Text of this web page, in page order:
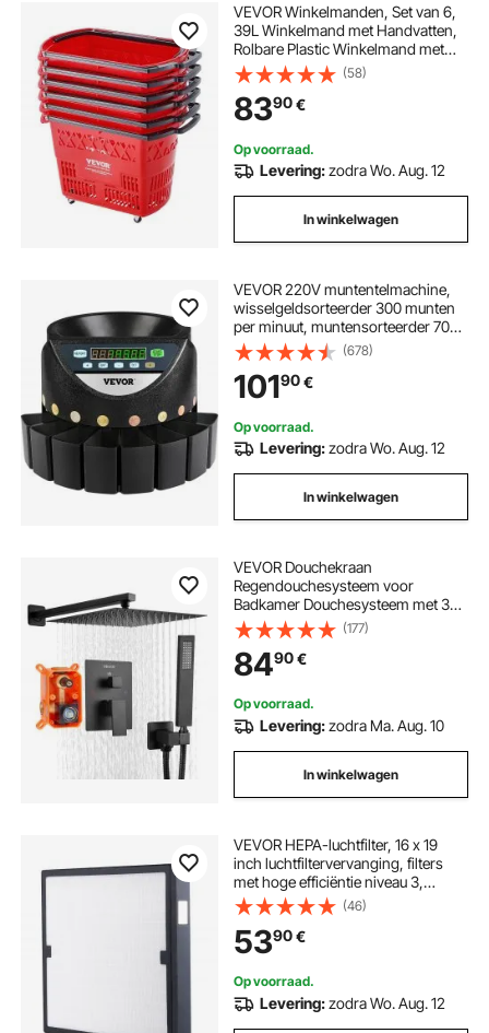
VEVOR Winkelmanden, Set van 6,
39L Winkelmand met Handvatten,
Rolbare Plastic Winkelmand met
Wielen, Grote Draagbare
Winkelmandenset voor
Supermarkten en Winkels
(58)
8390€
Op voorraad.
Levering:zodra Wo. Aug. 12
In winkelwagen
VEVOR 220V muntentelmachine,
wisselgeldsorteerder 300 munten
per minuut, muntensorteerder 700
muntencapaciteit,
euromuntentelmachine met 8
verzamelboxen, geldteller, voor
Subways
(678)
10190€
Op voorraad.
Levering:zodra Wo. Aug. 12
In winkelwagen
VEVOR Douchekraan
Regendouchesysteem voor
Badkamer Douchesysteem met 305
mm Vierkante Regendouchekop &
Handdouche, Wandgemonteerde
Badkamerkranen met Messing Klep
& Afwerkingsset, Mat Zwart
(177)
8490€
Op voorraad.
Levering:zodra Ma. Aug. 10
In winkelwagen
VEVOR HEPA-luchtfilter, 16 x 19
inch luchtfiltervervanging, filters
met hoge efficiëntie niveau 3,
compatibel met BlueDri & VEVOR-
scrubber, luchtreinigers, apparatuur
voor waterschadeherstel
(46)
5390€
Op voorraad.
Levering:zodra Wo. Aug. 12